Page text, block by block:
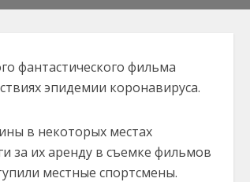
фантастического фильма
эпидемии коронавируса.
в некоторых местах
за их аренду в съемке фильмов
местные спортсмены.